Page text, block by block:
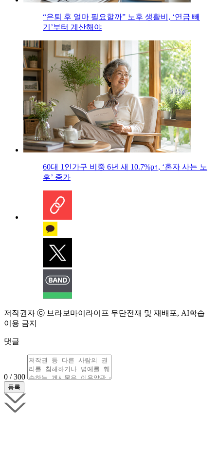
“은퇴 후 얼마 필요할까” 노후 생활비, ‘연금 빼
기’부터 계산해야
60대 1인가구 비중 6년 새 10.7%p↑, ‘혼자 사는 노
후’ 증가
저작권자 ⓒ 브라보마이라이프 무단전재 및 재배포, AI학습
이용 금지
댓글
0 / 300